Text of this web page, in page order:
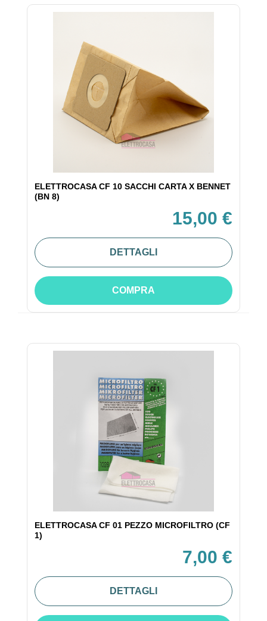
ELETTROCASA CF 10 SACCHI CARTA X BENNET
(BN 8)
15,00 €
DETTAGLI
COMPRA
ELETTROCASA CF 01 PEZZO MICROFILTRO (CF
1)
7,00 €
DETTAGLI